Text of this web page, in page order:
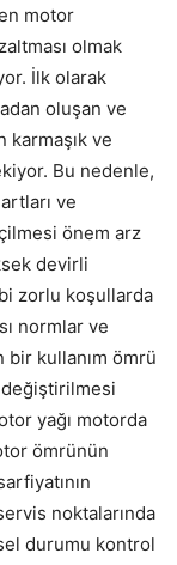
motor
olmak
İlk olarak
oluşan ve
karmaşık ve
Bu nedenle,
ve
önem arz
devirli
zorlu koşullarda
normlar ve
bir kullanım ömrü
yağı motorda
ömrünün
noktalarında
durumu kontrol